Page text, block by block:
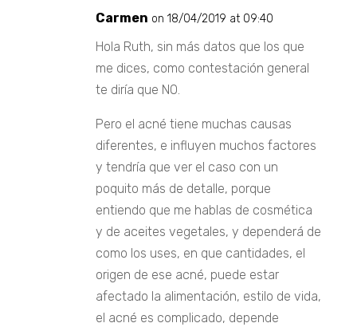
Carmen on 18/04/2019 at 09:40
Hola Ruth, sin más datos que los que
me dices, como contestación general
te diría que NO.
Pero el acné tiene muchas causas
diferentes, e influyen muchos factores
y tendría que ver el caso con un
poquito más de detalle, porque
entiendo que me hablas de cosmética
y de aceites vegetales, y dependerá de
como los uses, en que cantidades, el
origen de ese acné, puede estar
afectado la alimentación, estilo de vida,
el acné es complicado, depende